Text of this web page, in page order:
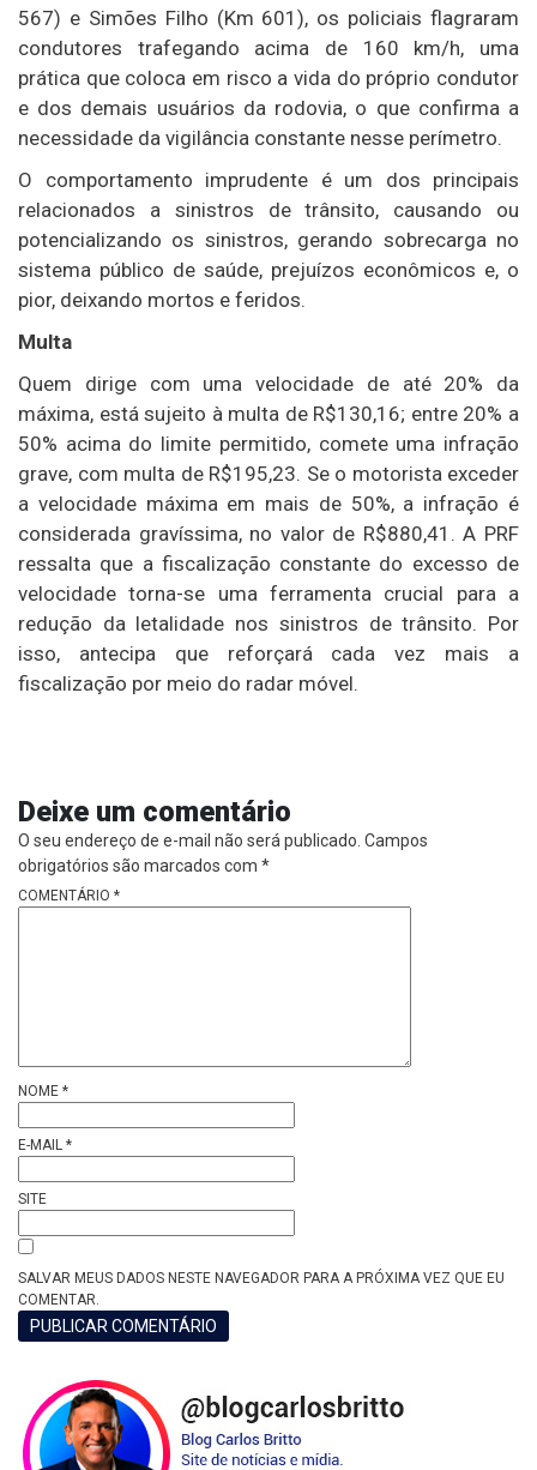
567) e Simões Filho (Km 601), os policiais flagraram
condutores trafegando acima de 160 km/h, uma
prática que coloca em risco a vida do próprio condutor
e dos demais usuários da rodovia, o que confirma a
necessidade da vigilância constante nesse perímetro.
O comportamento imprudente é um dos principais
relacionados a sinistros de trânsito, causando ou
potencializando os sinistros, gerando sobrecarga no
sistema público de saúde, prejuízos econômicos e, o
pior, deixando mortos e feridos.
Multa
Quem dirige com uma velocidade de até 20% da
máxima, está sujeito à multa de R$130,16; entre 20% a
50% acima do limite permitido, comete uma infração
grave, com multa de R$195,23. Se o motorista exceder
a velocidade máxima em mais de 50%, a infração é
considerada gravíssima, no valor de R$880,41. A PRF
ressalta que a fiscalização constante do excesso de
velocidade torna-se uma ferramenta crucial para a
redução da letalidade nos sinistros de trânsito. Por
isso, antecipa que reforçará cada vez mais a
fiscalização por meio do radar móvel.
Deixe um comentário
O seu endereço de e-mail não será publicado. Campos
obrigatórios são marcados com *
COMENTÁRIO *
NOME *
E-MAIL *
SITE
SALVAR MEUS DADOS NESTE NAVEGADOR PARA A PRÓXIMA VEZ QUE EU
COMENTAR.